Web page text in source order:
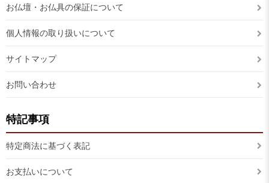
お仏壇・お仏具の保証について
個人情報の取り扱いについて
サイトマップ
お問い合わせ
特記事項
特定商法に基づく表記
お支払いについて